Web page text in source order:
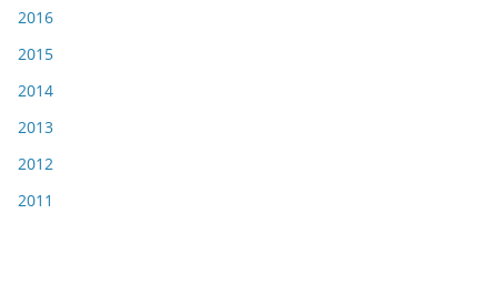
2016
2015
2014
2013
2012
2011